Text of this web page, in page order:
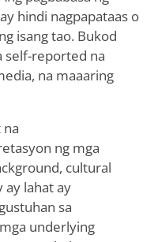
hindi nagpapataas o
isang tao. Bukod
self-reported na
na maaaring
na
ng mga
cultural
ay lahat ay
sa
underlying